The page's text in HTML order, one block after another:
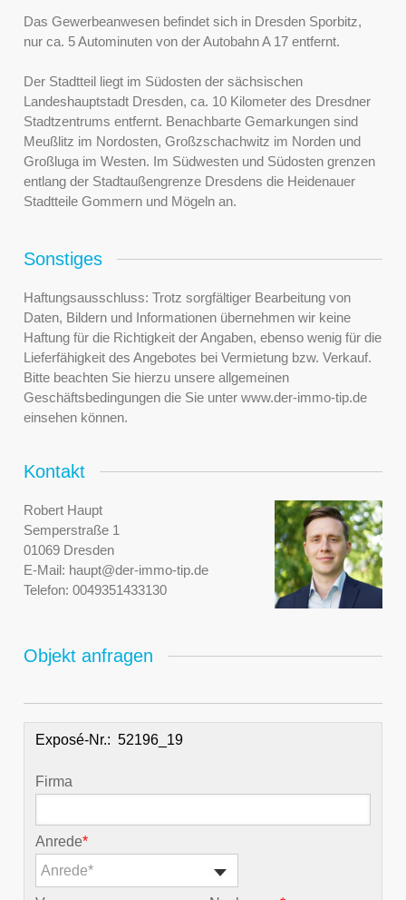
Das Gewerbeanwesen befindet sich in Dresden Sporbitz,
nur ca. 5 Autominuten von der Autobahn A 17 entfernt.
Der Stadtteil liegt im Südosten der sächsischen
Landeshauptstadt Dresden, ca. 10 Kilometer des Dresdner
Stadtzentrums entfernt. Benachbarte Gemarkungen sind
Meußlitz im Nordosten, Großzschachwitz im Norden und
Großluga im Westen. Im Südwesten und Südosten grenzen
entlang der Stadtaußengrenze Dresdens die Heidenauer
Stadtteile Gommern und Mögeln an.
Sonstiges
Haftungsausschluss: Trotz sorgfältiger Bearbeitung von
Daten, Bildern und Informationen übernehmen wir keine
Haftung für die Richtigkeit der Angaben, ebenso wenig für die
Lieferfähigkeit des Angebotes bei Vermietung bzw. Verkauf.
Bitte beachten Sie hierzu unsere allgemeinen
Geschäftsbedingungen die Sie unter www.der-immo-tip.de
einsehen können.
Kontakt
Robert Haupt
Semperstraße 1
01069 Dresden
E-Mail: haupt@der-immo-tip.de
Telefon: 0049351433130
Objekt anfragen
Exposé-Nr.:
Firma
Anrede*
Anrede*